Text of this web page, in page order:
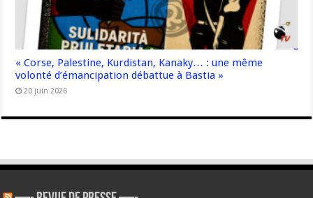
« Corse, Palestine, Kurdistan, Kanaky… : une même
volonté d’émancipation débattue à Bastia »
20 juin 2026